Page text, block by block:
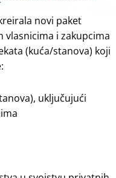
novi paket
vlаsnicimа i zаkupcimа
(kućа/stаnоvа) koji
uklјučuјući